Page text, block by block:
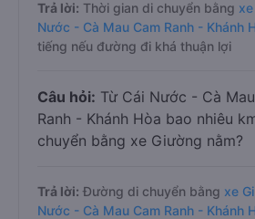
Trả lời: Thời gian di chuyển bằng
Nước - Cà Mau Cam Ranh - Khánh
tiếng nếu đường đi khá thuận lợi
Câu hỏi: Từ Cái Nước - Cà
Ranh - Khánh Hòa bao nhiêu
chuyển bằng xe Giường nằm?
Trả lời: Đường di chuyển bằng xe
Nước - Cà Mau Cam Ranh - Khánh